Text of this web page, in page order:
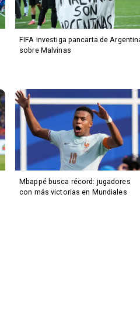
FIFA investiga pancarta de
sobre Malvinas
Mbappé busca récord: jugadores
con más victorias en Mundiales